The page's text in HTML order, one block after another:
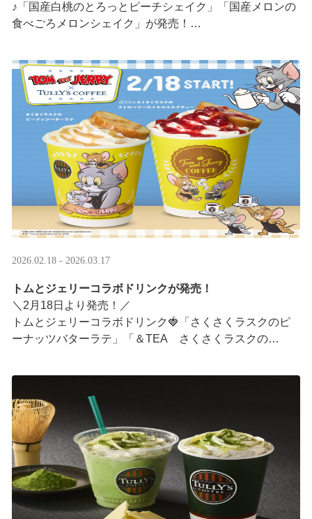
♪「国産白桃のとろっとピーチシェイク」「国産メロンの
食べごろメロンシェイク」が発売！
ホイップクリームが無料で2倍 ···
2026.02.18 - 2026.03.17
トムとジェリーコラボドリンクが発売！
＼2月18日より発売！／
トムとジェリーコラボドリンク🍓「さくさくラスクのピ
ーナッツバターラテ」「＆TEA さくさくラスクの